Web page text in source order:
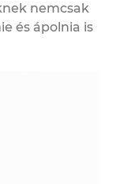
nemcsak
és ápolnia is